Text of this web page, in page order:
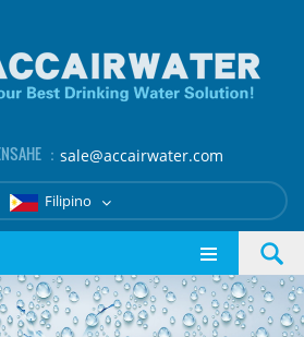
： sale@accairwater.com
Filipino